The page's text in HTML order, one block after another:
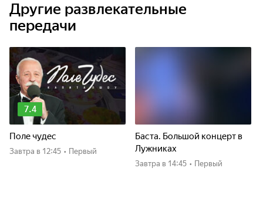
Другие развлекательные
передачи
7.4
Поле чудес
Завтра в 12:45 • Первый
Баста. Большой концерт в
Лужниках
Завтра в 14:45 • Первый